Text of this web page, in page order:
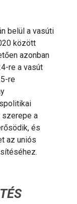
belül a vasúti
között
azonban
re a vasút
re
szerepe a
és
az uniós